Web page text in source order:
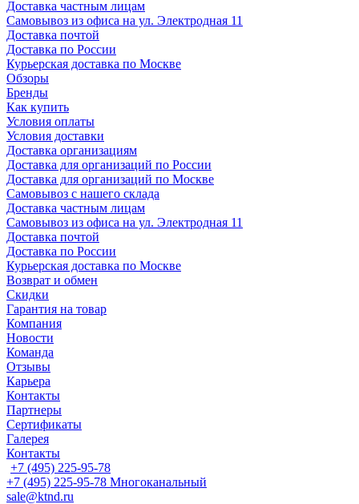
Доставка частным лицам
Самовывоз из офиса на ул. Электродная 11
Доставка почтой
Доставка по России
Курьерская доставка по Москве
Обзоры
Бренды
Как купить
Условия оплаты
Условия доставки
Доставка организациям
Доставка для организаций по России
Доставка для организаций по Москве
Самовывоз с нашего склада
Доставка частным лицам
Самовывоз из офиса на ул. Электродная 11
Доставка почтой
Доставка по России
Курьерская доставка по Москве
Возврат и обмен
Скидки
Гарантия на товар
Компания
Новости
Команда
Отзывы
Карьера
Контакты
Партнеры
Сертификаты
Галерея
Контакты
+7 (495) 225-95-78
+7 (495) 225-95-78 Многоканальный
sale@ktnd.ru